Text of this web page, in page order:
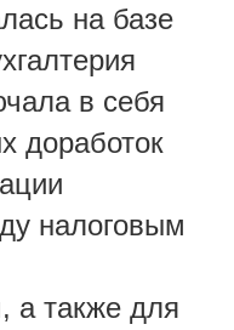
на базе
в себя
доработок
налоговым
а также для